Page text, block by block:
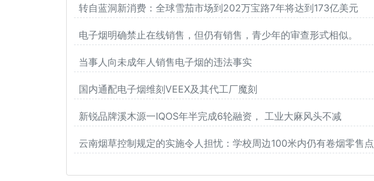
转自蓝洞新消费：全球雪茄市场到202万宝路7年将达到173亿美元
电子烟明确禁止在线销售，但仍有销售，青少年的审查形式相似。
当事人向未成年人销售电子烟的违法事实
国内通配电子烟维刻VEEX及其代工厂魔刻
新锐品牌溪木源一IQOS年半完成6轮融资， 工业大麻风头不减
云南烟草控制规定的实施令人担忧：学校周边100米内仍有卷烟零售点